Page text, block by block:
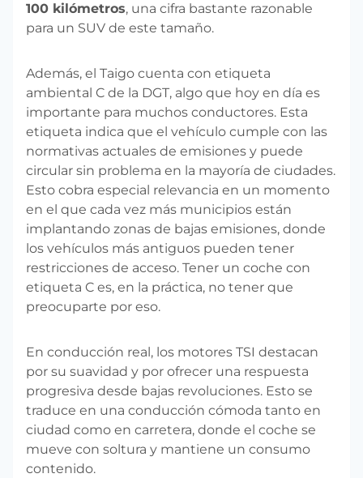
100 kilómetros, una cifra bastante razonable
para un SUV de este tamaño.
Además, el Taigo cuenta con etiqueta
ambiental C de la DGT, algo que hoy en día es
importante para muchos conductores. Esta
etiqueta indica que el vehículo cumple con las
normativas actuales de emisiones y puede
circular sin problema en la mayoría de ciudades.
Esto cobra especial relevancia en un momento
en el que cada vez más municipios están
implantando zonas de bajas emisiones, donde
los vehículos más antiguos pueden tener
restricciones de acceso. Tener un coche con
etiqueta C es, en la práctica, no tener que
preocuparte por eso.
En conducción real, los motores TSI destacan
por su suavidad y por ofrecer una respuesta
progresiva desde bajas revoluciones. Esto se
traduce en una conducción cómoda tanto en
ciudad como en carretera, donde el coche se
mueve con soltura y mantiene un consumo
contenido.